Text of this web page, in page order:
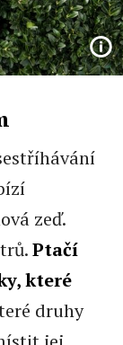
zeď.
Ptačí
které
druhy